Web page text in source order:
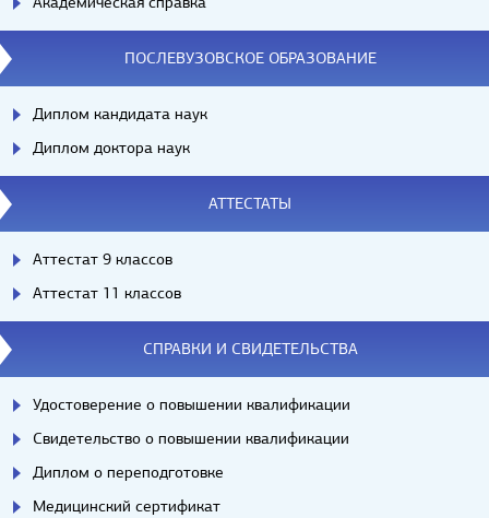
ПОСЛЕВУЗОВСКОЕ ОБРАЗОВАНИЕ
Диплом кандидата наук
Диплом доктора наук
АТТЕСТАТЫ
Аттестат 9 классов
Аттестат 11 классов
СПРАВКИ И СВИДЕТЕЛЬСТВА
Удостоверение о повышении квалификации
Свидетельство о повышении квалификации
Диплом о переподготовке
Медицинский сертификат